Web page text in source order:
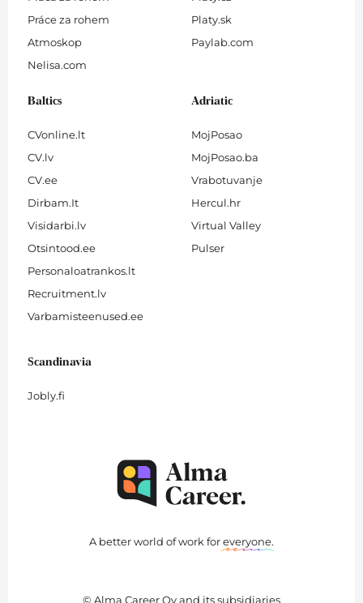
Práce za rohem
Atmoskop
Nelisa.com
Platy.sk
Paylab.com
Baltics
CVonline.lt
CV.lv
CV.ee
Dirbam.It
Visidarbi.lv
Otsintood.ee
Personaloatrankos.lt
Recruitment.lv
Varbamisteenused.ee
Adriatic
MojPosao
MojPosao.ba
Vrabotuvanje
Hercul.hr
Virtual Valley
Pulser
Scandinavia
Jobly.fi
A better world of work foreveryone.
© Alma Career Oy and its subsidiaries